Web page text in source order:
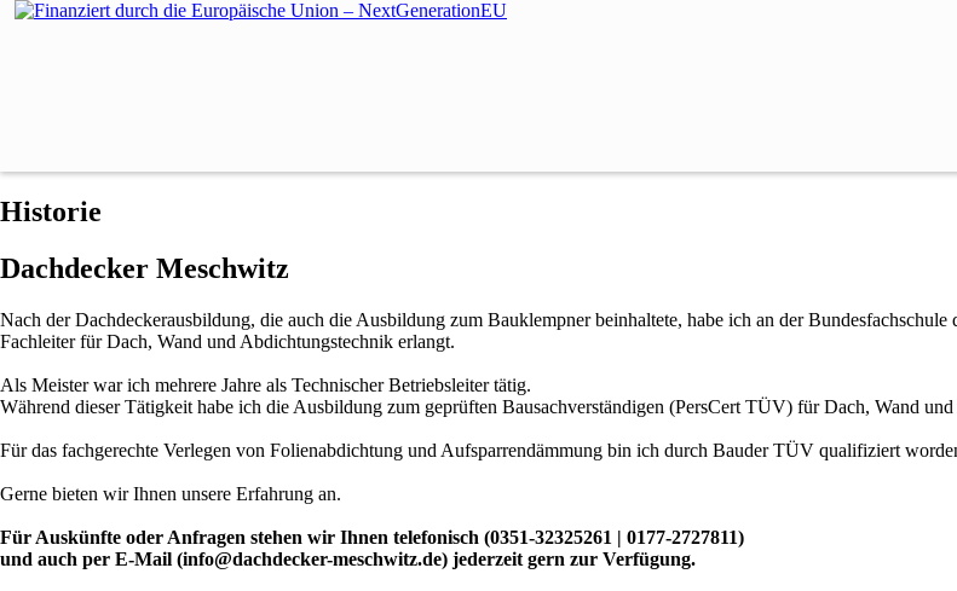
Historie
Dachdecker Meschwitz
Nach der Dachdeckerausbildung, die auch die Ausbildung zum Bauklempner beinhaltete, habe ich an der
Fachleiter für Dach, Wand und Abdichtungstechnik erlangt.
Als Meister war ich mehrere Jahre als Technischer Betriebsleiter tätig.
Während dieser Tätigkeit habe ich die Ausbildung zum geprüften Bausachverständigen (PersCert TÜV) für Dach, Wand
Für das fachgerechte Verlegen von Folienabdichtung und Aufsparrendämmung bin ich durch Bauder TÜV qualifiziert
Gerne bieten wir Ihnen unsere Erfahrung an.
Für Auskünfte oder Anfragen stehen wir Ihnen telefonisch (0351-32325261 | 0177-2727811)
und auch per E-Mail (info@dachdecker-meschwitz.de) jederzeit gern zur Verfügung.